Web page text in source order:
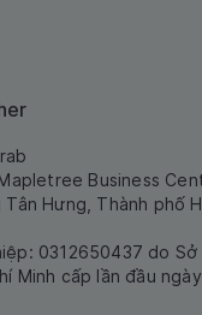
Business
Tân Hưng, Thành phố
0312650437 do Sở
Minh cấp lần đầu